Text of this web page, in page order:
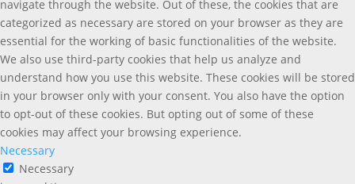
navigate through the website. Out of these, the cookies that are
categorized as necessary are stored on your browser as they are
essential for the working of basic functionalities of the website.
We also use third-party cookies that help us analyze and
understand how you use this website. These cookies will be stored
in your browser only with your consent. You also have the option
to opt-out of these cookies. But opting out of some of these
cookies may affect your browsing experience.
Necessary
Necessary